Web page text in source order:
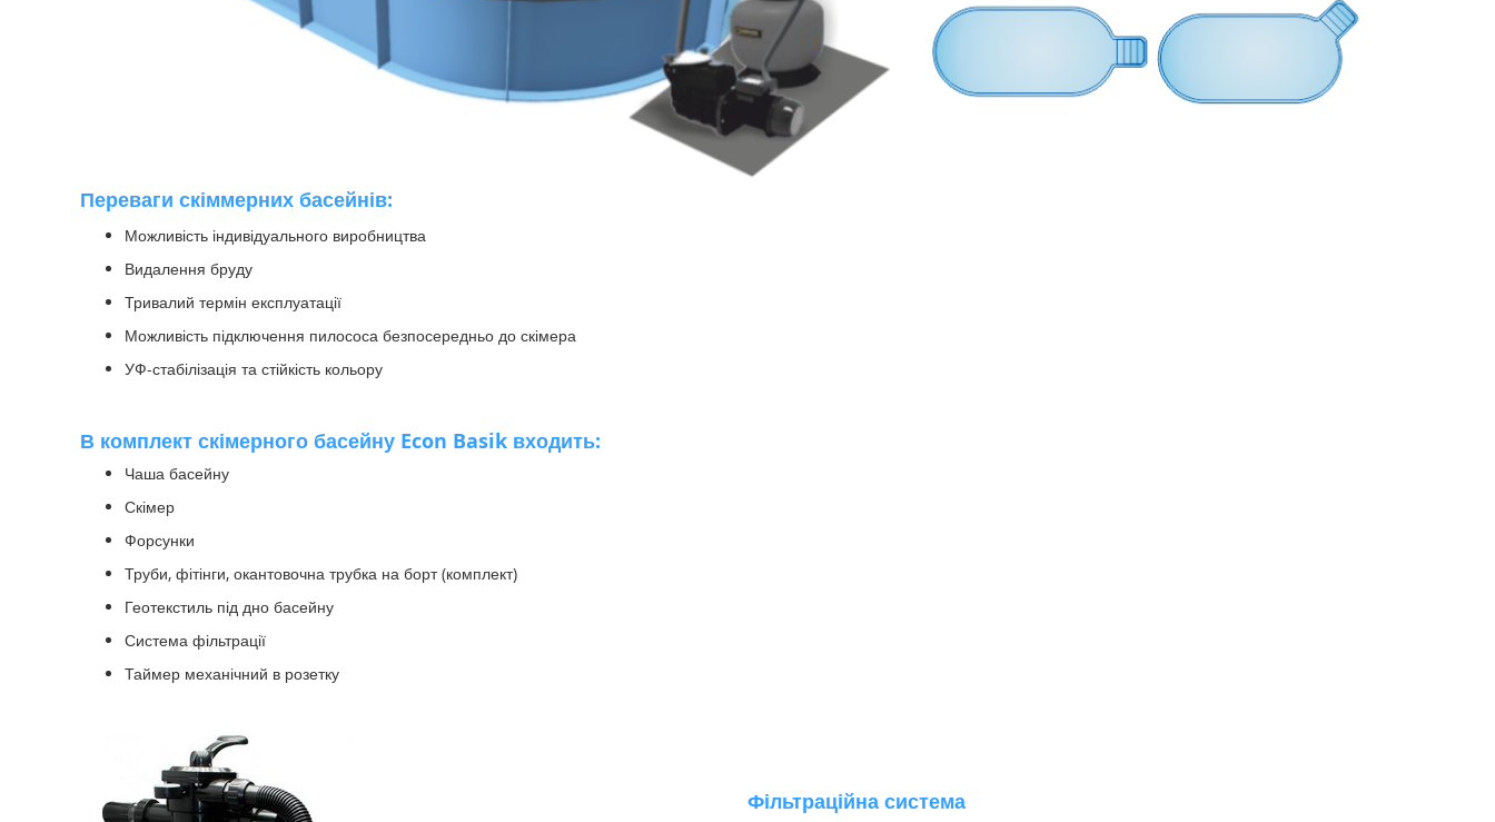
Переваги скіммерних басейнів:
Можливість індивідуального виробництва
Видалення бруду
Тривалий термін експлуатації
Можливість підключення пилососа безпосередньо до скімера
УФ-стабілізація та стійкість кольору
В комплект скімерного басейну Econ Basik входить:
Чаша басейну
Скімер
Форсунки
Труби, фітінги, окантовочна трубка на борт (комплект)
Геотекстиль під дно басейну
Система фільтрації
Таймер механічний в розетку
Фільтраційна система